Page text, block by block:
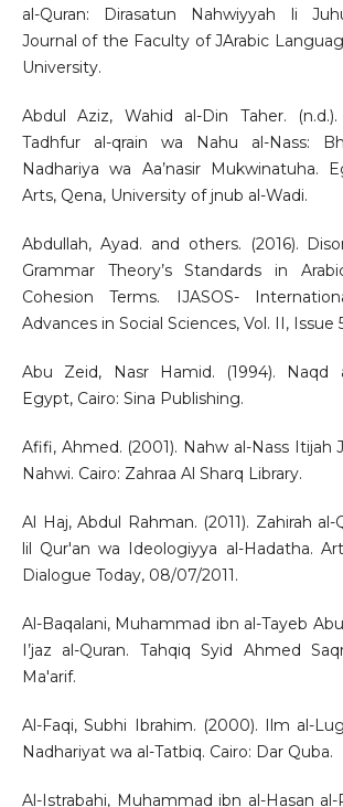
al-Quran: Dirasatun Nahwiyyah li
Journal of the Faculty of JArabic
University.
Abdul Aziz, Wahid al-Din Taher.
Tadhfur al-qrain wa Nahu al-Nass:
Nadhariya wa Aa’nasir Mukwinatuha.
Arts, Qena, University of jnub al-Wadi.
Abdullah, Ayad. and others. (2016).
Grammar Theory’s Standards in
Cohesion Terms. IJASOS-
Advances in Social Sciences, Vol. II, Issue
Abu Zeid, Nasr Hamid. (1994). Naqd
Egypt, Cairo: Sina Publishing.
Afifi, Ahmed. (2001). Nahw al-Nass Itijah
Nahwi. Cairo: Zahraa Al Sharq Library.
Al Haj, Abdul Rahman. (2011). Zahirah al-
lil Qur'an wa Ideologiyya al-Hadatha.
Dialogue Today, 08/07/2011.
Al-Baqalani, Muhammad ibn al-Tayeb
I’jaz al-Quran. Tahqiq Syid Ahmed
Ma'arif.
Al-Faqi, Subhi Ibrahim. (2000). Ilm al-
Nadhariyat wa al-Tatbiq. Cairo: Dar Quba.
Al-Istrabahi, Muhammad ibn al-Hasan al-